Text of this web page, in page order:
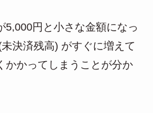
5,000円と小さな金額になっ
決済残高) がすぐに増えて
かかってしまうことが分か